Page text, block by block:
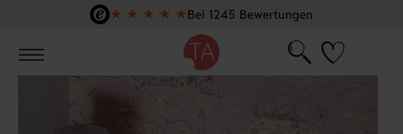
Zum Hauptinhalt springen
★ ★ ★ ★ ★Bei 1245 Bewertungen